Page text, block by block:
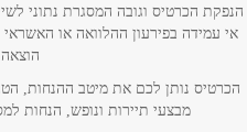
נושא*
הנפקת הכרטיס וגובה המסגרת נתוני
אי עמידה בפירעון ההלוואה או האשראי
הכרטיס נותן לכם את מיטב ההנחות,
מבצעי תיירות ונופש, הנחות